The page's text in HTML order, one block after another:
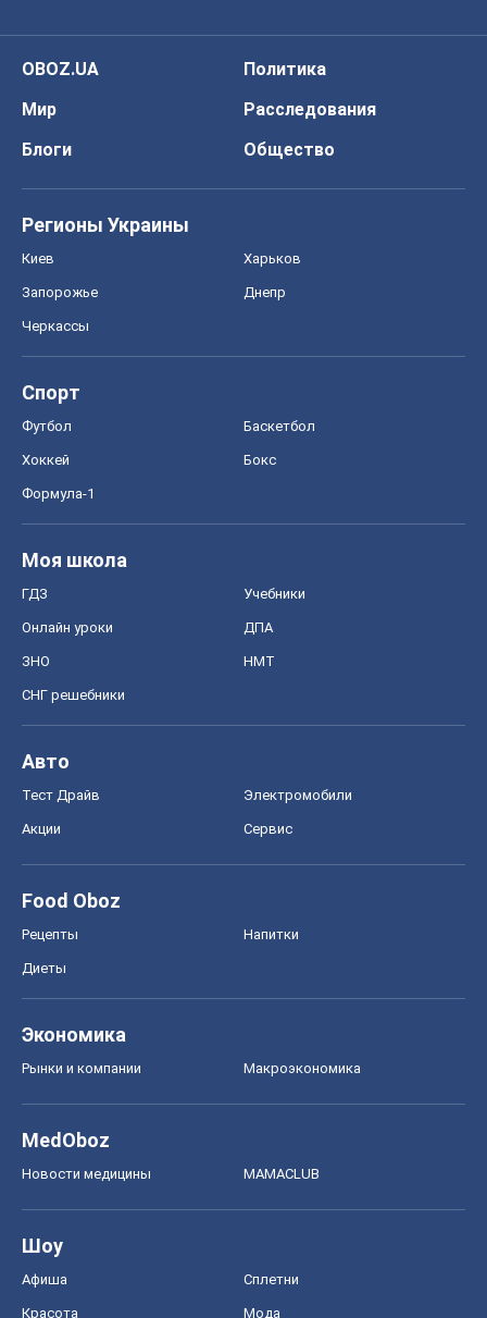
OBOZ.UA
Политика
Мир
Расследования
Блоги
Общество
Регионы Украины
Киев Харьков
Запорожье Днепр
Черкассы
Спорт
Футбол Баскетбол
Хоккей Бокс
Формула-1
Моя школа
ГДЗ Учебники
Онлайн уроки ДПА
ЗНО НМТ
СНГ решебники
Авто
Тест Драйв Электромобили
Акции Сервис
Food Oboz
Рецепты Напитки
Диеты
Экономика
Рынки и компании Mакроэкономика
MedOboz
Новости медицины MAMACLUB
Шоу
Афиша Сплетни
Красота Мода